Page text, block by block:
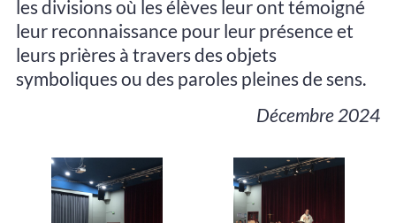
les divisions où les élèves leur ont témoigné
leur reconnaissance pour leur présence et
leurs prières à travers des objets
symboliques ou des paroles pleines de sens.
Décembre 2024